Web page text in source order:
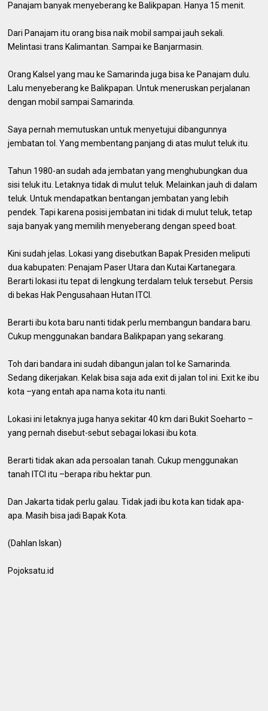
Panajam banyak menyeberang ke Balikpapan. Hanya 15 menit.
Dari Panajam itu orang bisa naik mobil sampai jauh sekali.
Melintasi trans Kalimantan. Sampai ke Banjarmasin.
Orang Kalsel yang mau ke Samarinda juga bisa ke Panajam dulu.
Lalu menyeberang ke Balikpapan. Untuk meneruskan perjalanan
dengan mobil sampai Samarinda.
Saya pernah memutuskan untuk menyetujui dibangunnya
jembatan tol. Yang membentang panjang di atas mulut teluk itu.
Tahun 1980-an sudah ada jembatan yang menghubungkan dua
sisi teluk itu. Letaknya tidak di mulut teluk. Melainkan jauh di dalam
teluk. Untuk mendapatkan bentangan jembatan yang lebih
pendek. Tapi karena posisi jembatan ini tidak di mulut teluk, tetap
saja banyak yang memilih menyeberang dengan speed boat.
Kini sudah jelas. Lokasi yang disebutkan Bapak Presiden meliputi
dua kabupaten: Penajam Paser Utara dan Kutai Kartanegara.
Berarti lokasi itu tepat di lengkung terdalam teluk tersebut. Persis
di bekas Hak Pengusahaan Hutan ITCI.
Berarti ibu kota baru nanti tidak perlu membangun bandara baru.
Cukup menggunakan bandara Balikpapan yang sekarang.
Toh dari bandara ini sudah dibangun jalan tol ke Samarinda.
Sedang dikerjakan. Kelak bisa saja ada exit di jalan tol ini. Exit ke ibu
kota –yang entah apa nama kota itu nanti.
Lokasi ini letaknya juga hanya sekitar 40 km dari Bukit Soeharto –
yang pernah disebut-sebut sebagai lokasi ibu kota.
Berarti tidak akan ada persoalan tanah. Cukup menggunakan
tanah ITCI itu –berapa ribu hektar pun.
Dan Jakarta tidak perlu galau. Tidak jadi ibu kota kan tidak apa-
apa. Masih bisa jadi Bapak Kota.
(Dahlan Iskan)
Pojoksatu.id